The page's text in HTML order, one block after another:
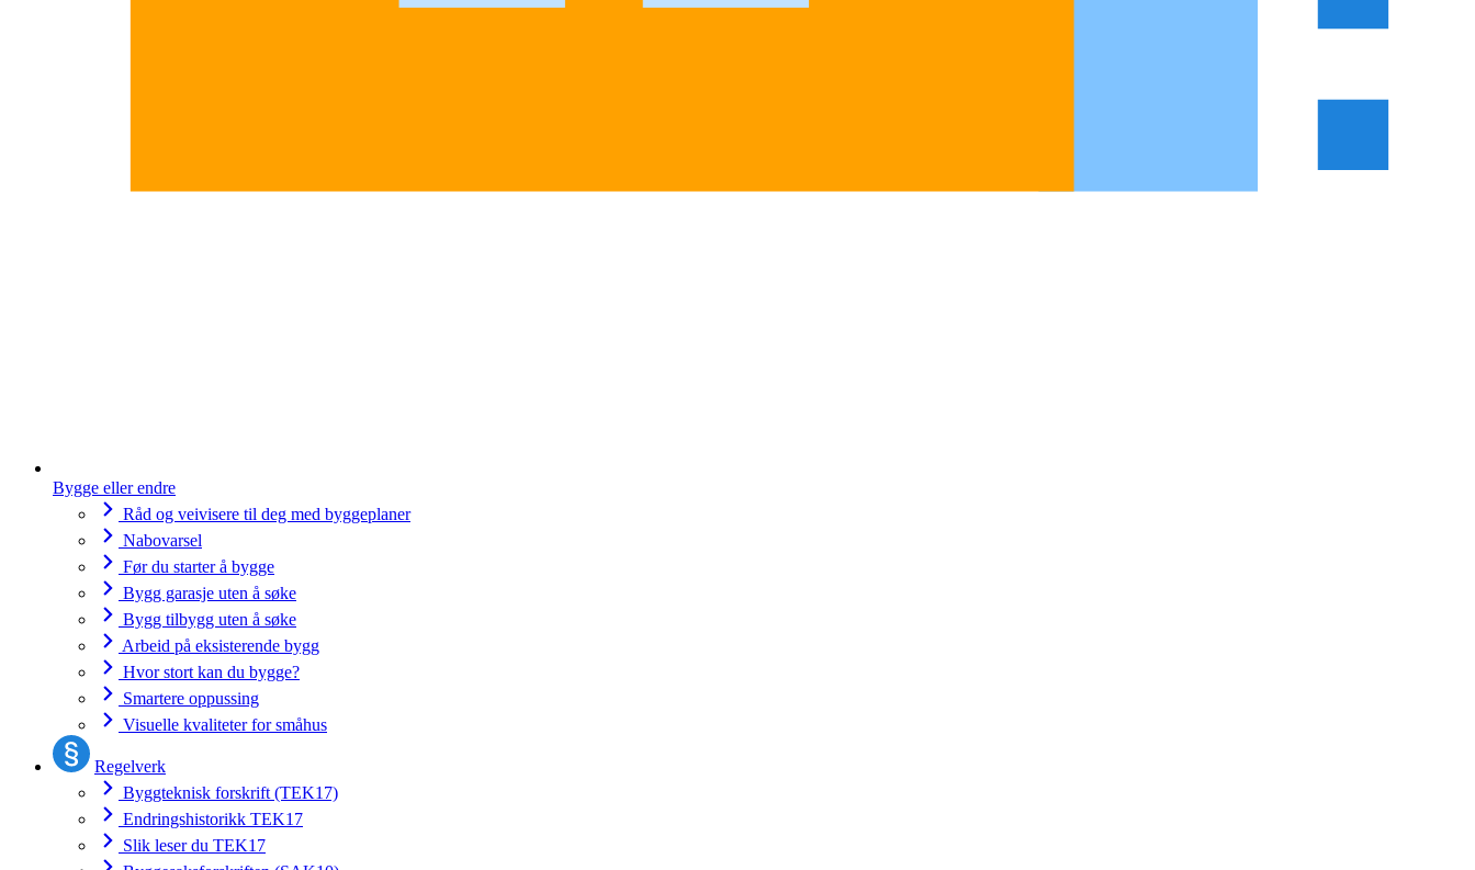
Bygge eller endre
Råd og veivisere til deg med byggeplaner
Nabovarsel
Før du starter å bygge
Bygg garasje uten å søke
Bygg tilbygg uten å søke
Arbeid på eksisterende bygg
Hvor stort kan du bygge?
Smartere oppussing
Visuelle kvaliteter for småhus
Regelverk
Byggteknisk forskrift (TEK17)
Endringshistorikk TEK17
Slik leser du TEK17